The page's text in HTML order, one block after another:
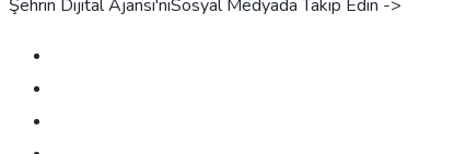
Şehrin Dijital Ajansı'nıSosyal Medyada Takip Edin ->